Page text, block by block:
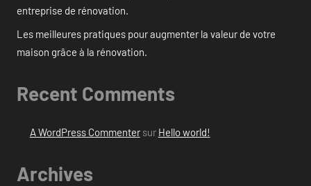
entreprise de rénovation.
Les meilleures pratiques pour augmenter la valeur de votre
maison grâce à la rénovation.
Recent Comments
A WordPress Commentersur Hello world!
Archives